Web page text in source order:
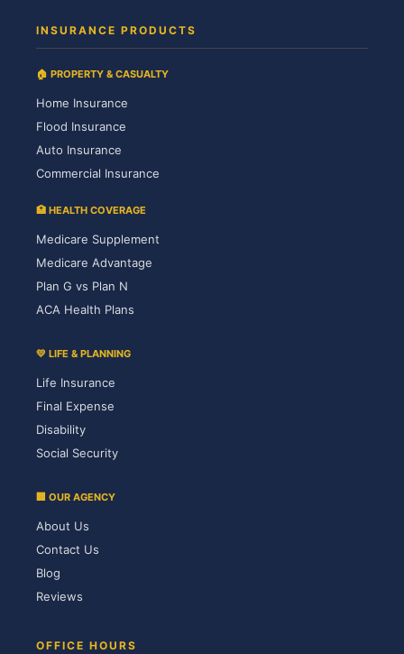
INSURANCE PRODUCTS
🏠 PROPERTY & CASUALTY
Home Insurance
Flood Insurance
Auto Insurance
Commercial Insurance
🏥 HEALTH COVERAGE
Medicare Supplement
Medicare Advantage
Plan G vs Plan N
ACA Health Plans
💛 LIFE & PLANNING
Life Insurance
Final Expense
Disability
Social Security
🏢 OUR AGENCY
About Us
Contact Us
Blog
Reviews
OFFICE HOURS